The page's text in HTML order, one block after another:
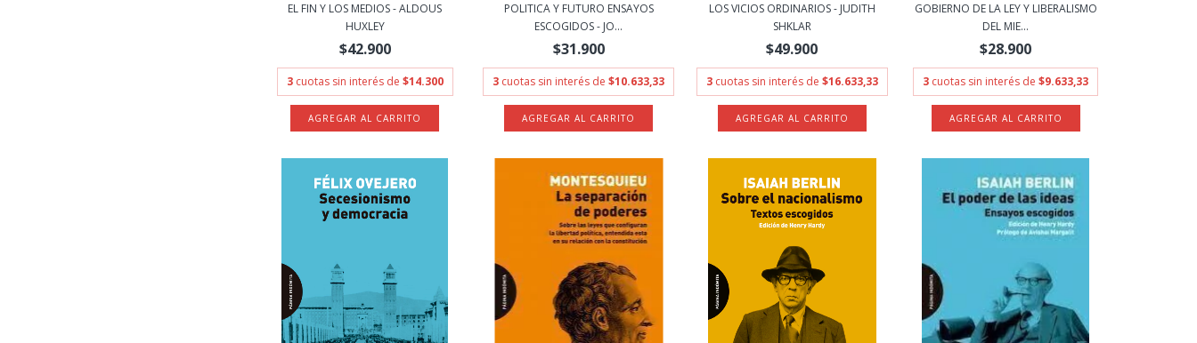
EL FIN Y LOS MEDIOS - ALDOUS
HUXLEY
$42.900
3 cuotas sin interés de $14.300
POLITICA Y FUTURO ENSAYOS
ESCOGIDOS - JO...
$31.900
3 cuotas sin interés de$10.633,33
LOS VICIOS ORDINARIOS - JUDITH
SHKLAR
$49.900
3 cuotas sin interés de $16.633,33
GOBIERNO DE LA LEY Y LIBERALISMO
DEL MIE...
$28.900
3 cuotas sin interés de$9.633,33